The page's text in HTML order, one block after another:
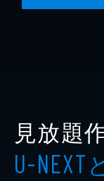
見放題
U-NEXT